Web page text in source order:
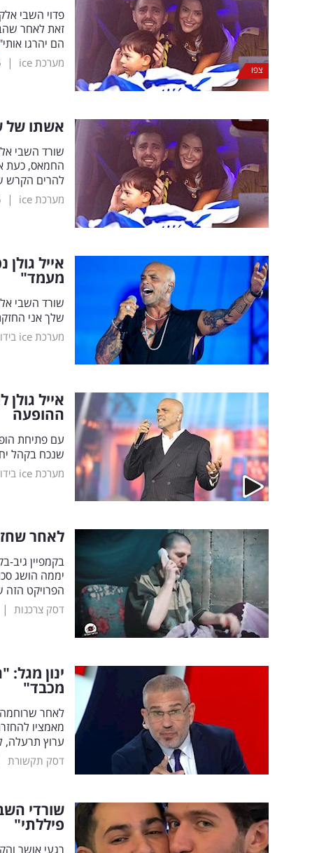
צפו
פדוי השבי
זאת לאחר
הם יהרגו אותי"
מערכת ice |
אשתו של
שורד השבי
החמאס, כעת
להרים הקרש
מערכת ice |
אייל
מעמד"
שורד השבי
שלך אני
מערכת ice בידור
אייל
ההופעה
עם פתיחת
שנכח בקהל
מערכת ice בידור
לאחר שחזר
הפרויקט הזה
דסק צרכנות |
ינון
מכבד"
לאחר
ערוץ תרעלה,
דסק תקשורת
שורדי
פיללתי"
רגעי אושר